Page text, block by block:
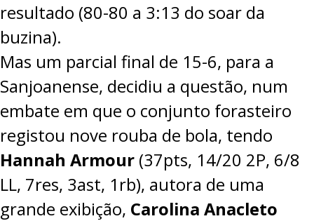
resultado (80-80 a 3:13 do soar da
buzina).
Mas um parcial final de 15-6, para a
Sanjoanense, decidiu a questão, num
embate em que o conjunto forasteiro
registou nove rouba de bola, tendo
Hannah Armour (37pts, 14/20 2P, 6/8
LL, 7res, 3ast, 1rb), autora de uma
grande exibição, Carolina Anacleto